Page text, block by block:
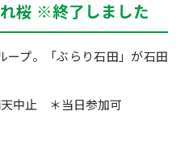
桜 ※終了しました
プ。「ぶらり石田」が石田
中止 ＊当日参加可